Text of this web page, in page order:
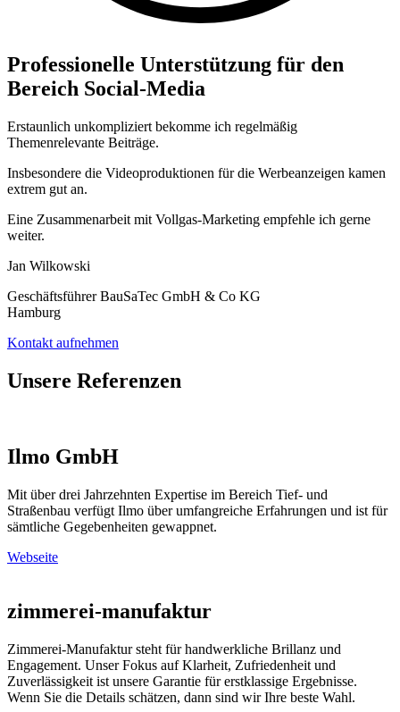
Professionelle Unterstützung für den
Bereich Social-Media
Erstaunlich unkompliziert bekomme ich regelmäßig
Themenrelevante Beiträge.
Insbesondere die Videoproduktionen für die Werbeanzeigen kamen
extrem gut an.
Eine Zusammenarbeit mit Vollgas-Marketing empfehle ich gerne
weiter.
Jan Wilkowski
Geschäftsführer BauSaTec GmbH & Co KG
Hamburg
Kontakt aufnehmen
Unsere Referenzen
Ilmo GmbH
Mit über drei Jahrzehnten Expertise im Bereich Tief- und
Straßenbau verfügt Ilmo über umfangreiche Erfahrungen und ist für
sämtliche Gegebenheiten gewappnet.
Webseite
zimmerei-manufaktur
Zimmerei-Manufaktur steht für handwerkliche Brillanz und
Engagement. Unser Fokus auf Klarheit, Zufriedenheit und
Zuverlässigkeit ist unsere Garantie für erstklassige Ergebnisse.
Wenn Sie die Details schätzen, dann sind wir Ihre beste Wahl.